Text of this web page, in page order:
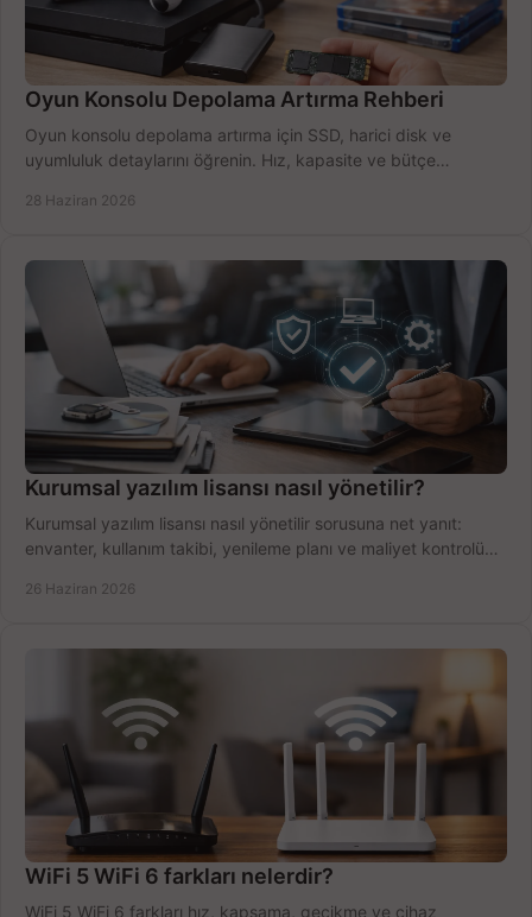
Oyun Konsolu Depolama Artırma Rehberi
Oyun konsolu depolama artırma için SSD, harici disk ve
uyumluluk detaylarını öğrenin. Hız, kapasite ve bütçe
28 Haziran 2026
Kurumsal yazılım lisansı nasıl yönetilir?
Kurumsal yazılım lisansı nasıl yönetilir sorusuna net yanıt:
envanter, kullanım takibi, yenileme planı ve maliyet kontrolü
26 Haziran 2026
WiFi 5 WiFi 6 farkları nelerdir?
WiFi 5 WiFi 6 farkları hız, kapsama, gecikme ve cihaz